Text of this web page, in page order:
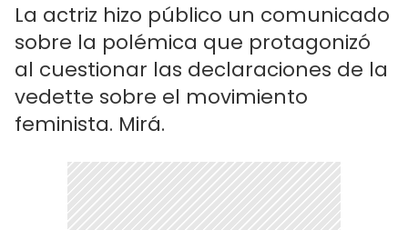
La actriz hizo público un comunicado
sobre la polémica que protagonizó
al cuestionar las declaraciones de la
vedette sobre el movimiento
feminista. Mirá.